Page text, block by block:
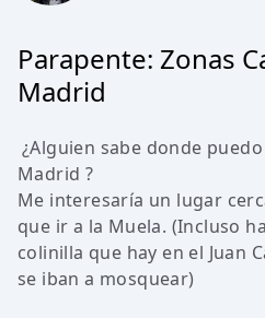
Parapente: Zonas
Madrid
¿Alguien sabe donde
Madrid ?
Me interesaría un lugar
que ir a la Muela. (Incluso
colinilla que hay en el Juan
se iban a mosquear)